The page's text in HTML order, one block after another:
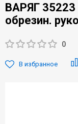
ВАРЯГ
обрезин.
0
В избранное